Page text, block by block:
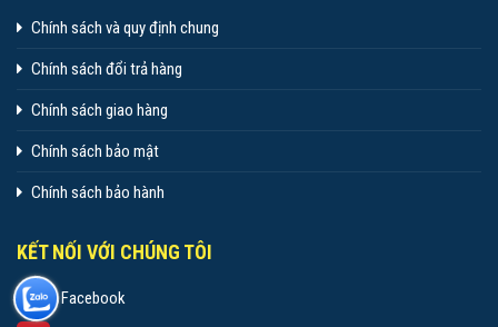
Chính sách và quy định chung
Chính sách đổi trả hàng
Chính sách giao hàng
Chính sách bảo mật
Chính sách bảo hành
KẾT NỐI VỚI CHÚNG TÔI
Facebook